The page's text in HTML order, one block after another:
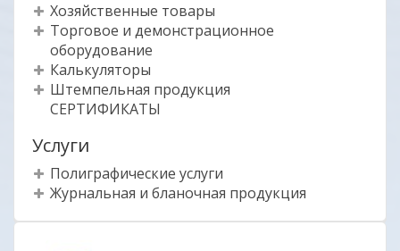
Хозяйственные товары
Торговое и демонстрационное
оборудование
Калькуляторы
Штемпельная продукция
СЕРТИФИКАТЫ
Услуги
Полиграфические услуги
Журнальная и бланочная продукция